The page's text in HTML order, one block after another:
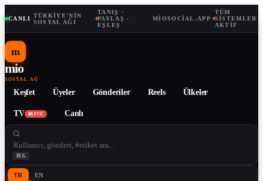
CANLI ·TÜRKIYE'NIN
SOSYAL AĞI
·
TANIŞ ·
PAYLAŞ ·
EŞLEŞ
MIOSOCIAL.APP·
TÜM
SISTEMLER
AKTIF
m
mio
SOSYAL AĞ
Keşfet Üyeler Gönderiler Reels Ülkeler
TV LIVE Canlı
⌘K
TR EN